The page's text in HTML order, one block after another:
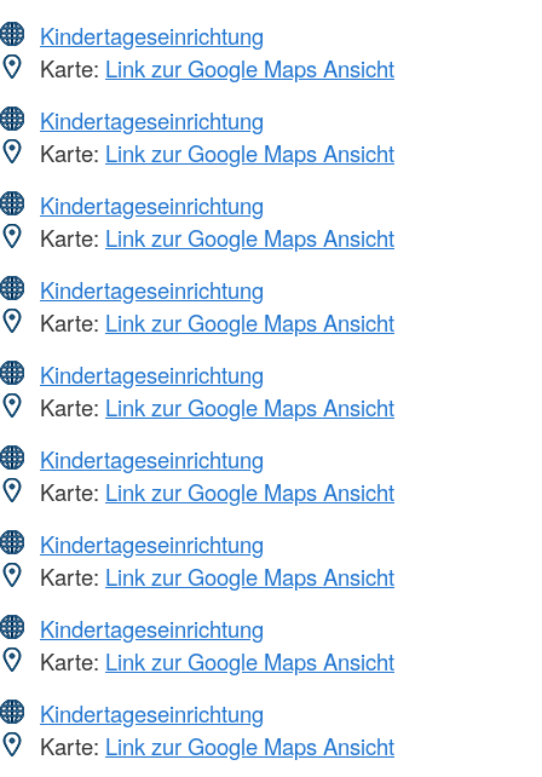
Kindertageseinrichtung
Karte: Link zur Google Maps Ansicht
Kindertageseinrichtung
Karte: Link zur Google Maps Ansicht
Kindertageseinrichtung
Karte: Link zur Google Maps Ansicht
Kindertageseinrichtung
Karte: Link zur Google Maps Ansicht
Kindertageseinrichtung
Karte: Link zur Google Maps Ansicht
Kindertageseinrichtung
Karte: Link zur Google Maps Ansicht
Kindertageseinrichtung
Karte: Link zur Google Maps Ansicht
Kindertageseinrichtung
Karte: Link zur Google Maps Ansicht
Kindertageseinrichtung
Karte: Link zur Google Maps Ansicht